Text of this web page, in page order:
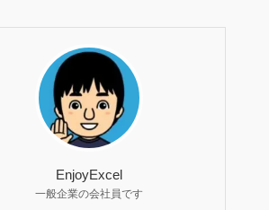
EnjoyExcel
一般企業の会社員です